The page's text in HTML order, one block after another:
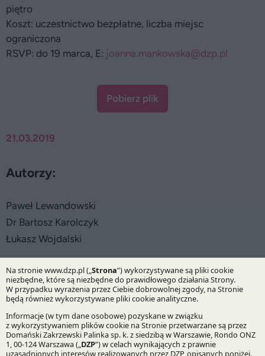
21.03.2019
Autorzy:
Paweł Lewandowski
Dr Bartosz Karolczyk
Łukasz Wojdalski
Praktyki:
Postępowania Sporne
Specjalizacje:
piętro
Koszt: uczestnictwo bezpłatne, liczba miejsc
ograniczona
RSVP: do 19 marca, E: joanna.mankowska@dzp.pl
Pobierz plik